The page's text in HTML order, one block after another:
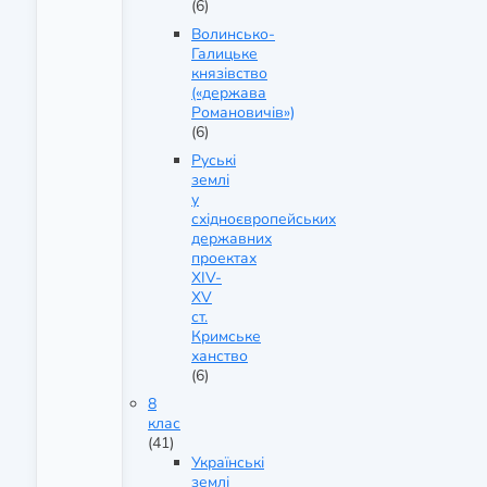
(6)
Волинсько-
Галицьке
князівство
(«держава
Романовичів»)
(6)
Руські
землі
у
східноєвропейських
державних
проектах
XIV-
XV
ст.
Кримське
ханство
(6)
8
клас
(41)
Українські
землі